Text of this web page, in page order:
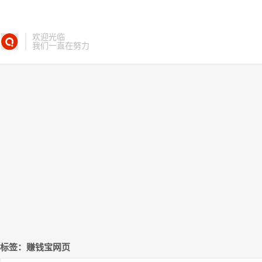
欢迎光临
我们一直在努力
标签：赚钱宝网页